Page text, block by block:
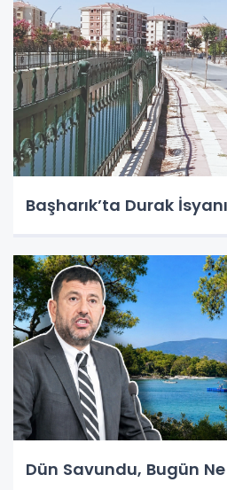
Başharık’ta Durak
Dün Savundu, Bugün